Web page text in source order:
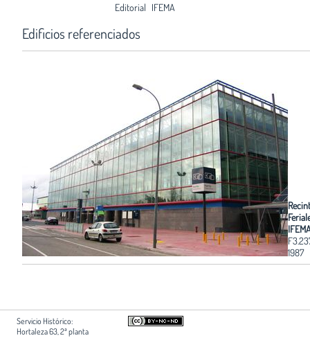
Editorial IFEMA
Edificios referenciados
1987
Servicio Histórico:
Hortaleza 63, 2ª planta